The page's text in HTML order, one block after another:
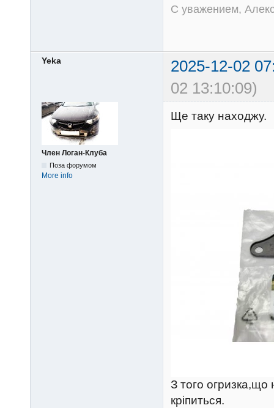
С уважением,
Yeka
2025-12-02
02 13:10:09)
Член Логан-Клуба
Поза форумом
More info
Ще таку находжу.
З того огризка,що
кріпиться.